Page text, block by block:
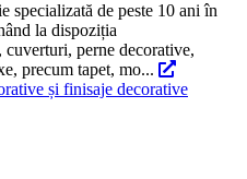
de peste 10 ani în
la dispoziția
perne decorative,
precum tapet, mo...